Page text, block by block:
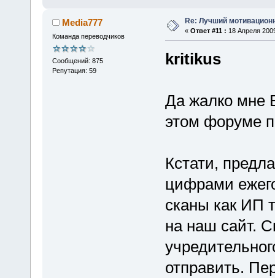
Media777
Команда переводчиков
Сообщений: 875
Репутация: 59
Re: Лучший
« Ответ #11 : 18 Апреля
kritikus
Да жалко мне
этом форуме
Кстати,
цифрами
сканы как ИП
на наш сайт.
отправить.